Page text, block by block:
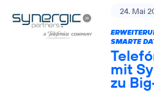
24. Mai
SMARTE
mit
zu